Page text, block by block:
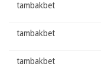
tambakbet
tambakbet
tambakbet